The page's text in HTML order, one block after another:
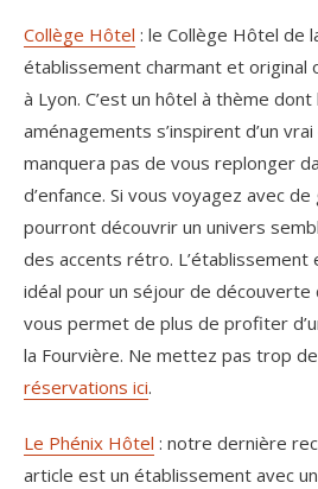
Collège Hôtel : le Collège Hôtel de
établissement charmant et original
à Lyon. C’est un hôtel à thème
aménagements s’inspirent d’un
manquera pas de vous replonger
d’enfance. Si vous voyagez avec
pourront découvrir un univers
des accents rétro.
idéal pour un séjour de découverte
vous permet de plus de profiter
la Fourvière. Ne mettez pas trop
réservations ici.
Le Phénix Hôtel : notre dernière
article est un établissement avec